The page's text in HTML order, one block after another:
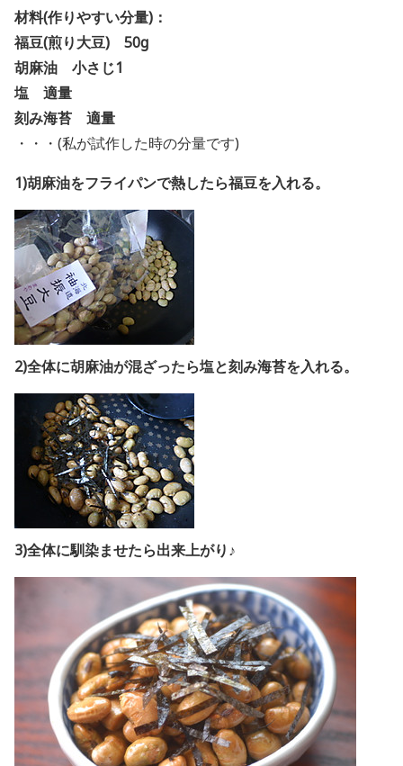
材料(作りやすい分量)：
福豆(煎り大豆) 50g
胡麻油 小さじ1
塩 適量
刻み海苔 適量
・・・(私が試作した時の分量です)
1)胡麻油をフライパンで熱したら福豆を入れる。
2)全体に胡麻油が混ざったら塩と刻み海苔を入れる。
3)全体に馴染ませたら出来上がり♪